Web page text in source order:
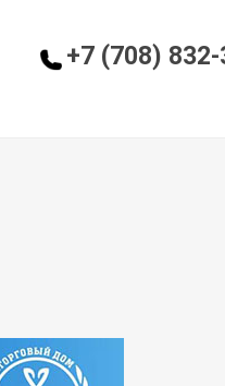
+7 (708)